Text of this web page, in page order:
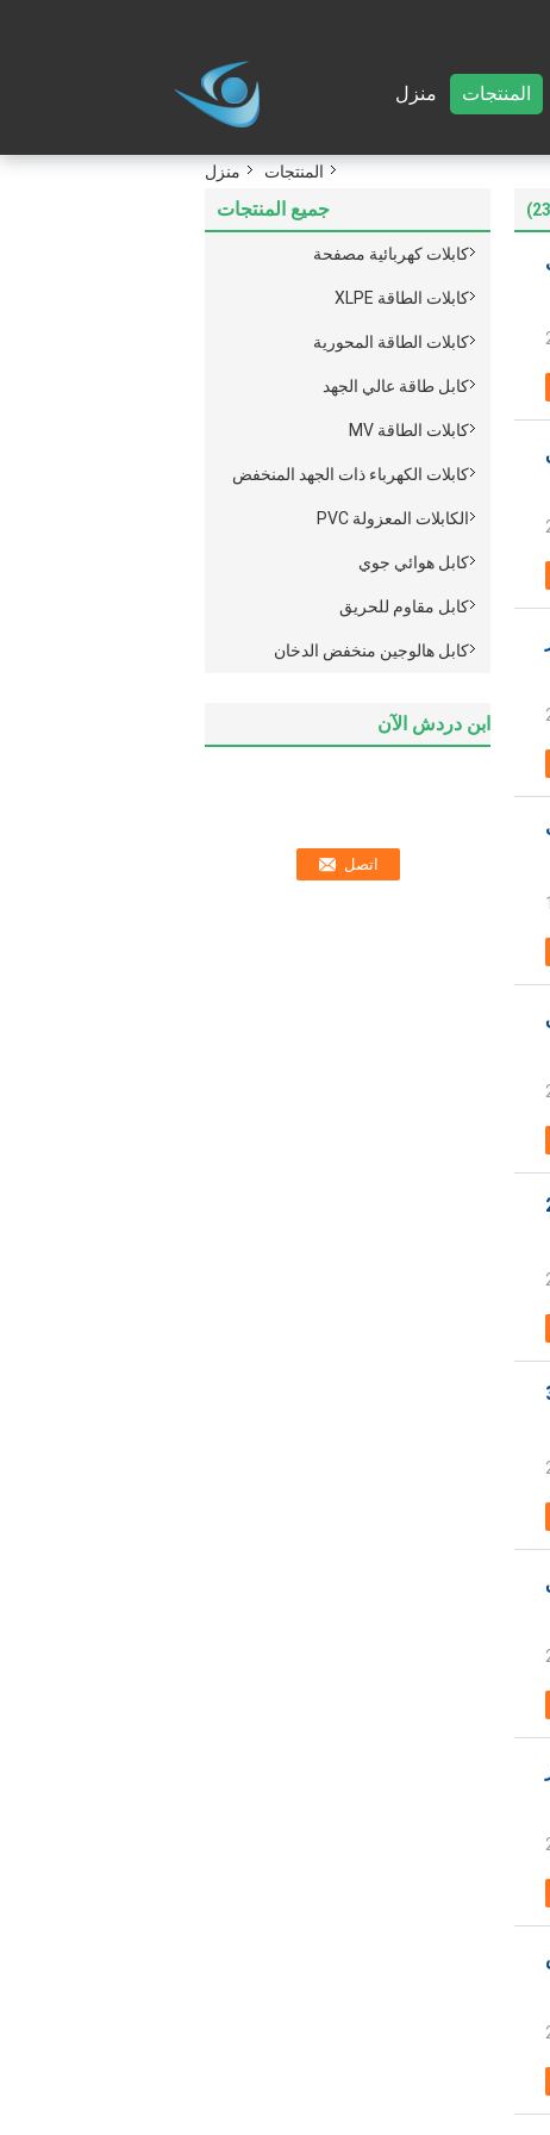
منزل المنتجات
منزل المنتجات
جميع المنتجات
كابلات كهربائية مصفحة
كابلات الطاقة XLPE
كابلات الطاقة المحورية
كابل طاقة عالي الجهد
كابلات الطاقة MV
كابلات الكهرباء ذات الجهد المنخفض
الكابلات المعزولة PVC
كابل هوائي جوي
كابل مقاوم للحريق
كابل هالوجين منخفض الدخان
ابن دردش الآن